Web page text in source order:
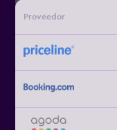
Proveedor